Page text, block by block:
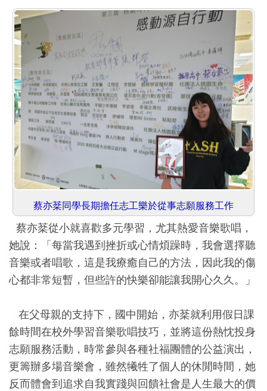
蔡亦棻同學長期擔任志工樂於從事志願服務工作
蔡亦棻從小就喜歡多元學習，尤其熱愛音樂歌唱，
她說：「每當我遇到挫折或心情煩躁時，我會選擇聽
音樂或者唱歌，這是我療癒自己的方法，因此我的傷
心都非常短暫，但些許的快樂卻能讓我開心久久。」
在父母親的支持下，國中開始，亦棻就利用假日課
餘時間在校外學習音樂歌唱技巧，並將這份熱忱投身
志願服務活動，時常參與各種社福團體的公益演出，
更籌辦多場音樂會，雖然犧牲了個人的休閒時間，她
反而體會到追求自我實踐與回饋社會是人生最大的價